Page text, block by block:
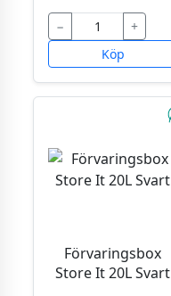
−
+
Köp
Förvaringsbox
Store It 20L Svart